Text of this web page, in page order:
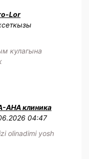
Lor
кулагына
АНА клиника
04:47
olinadimi yosh